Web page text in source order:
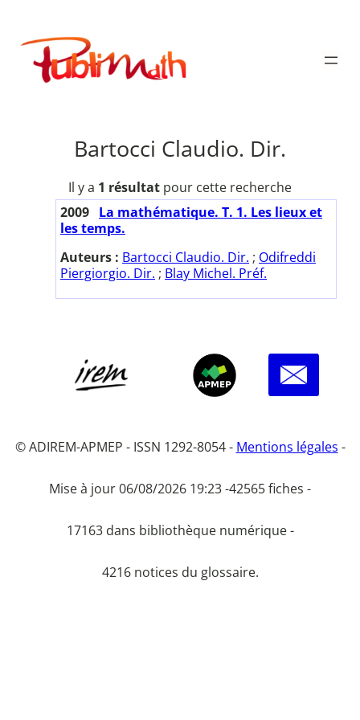
contenu
Publimath
Bartocci Claudio. Dir.
Il y a 1 résultat pour cette recherche
2009 La mathématique. T. 1. Les lieux et
les temps.
Auteurs : Bartocci Claudio. Dir. ; Odifreddi
Piergiorgio. Dir. ; Blay Michel. Préf.
© ADIREM-APMEP - ISSN 1292-8054 - Mentions légales -
Mise à jour 06/08/2026 19:23 -42565 fiches -
17163 dans bibliothèque numérique -
4216 notices du glossaire.